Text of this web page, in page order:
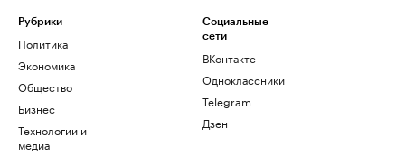
Рубрики
Политика
Экономика
Общество
Бизнес
Технологии и
медиа
Социальные
сети
ВКонтакте
Одноклассники
Telegram
Дзен